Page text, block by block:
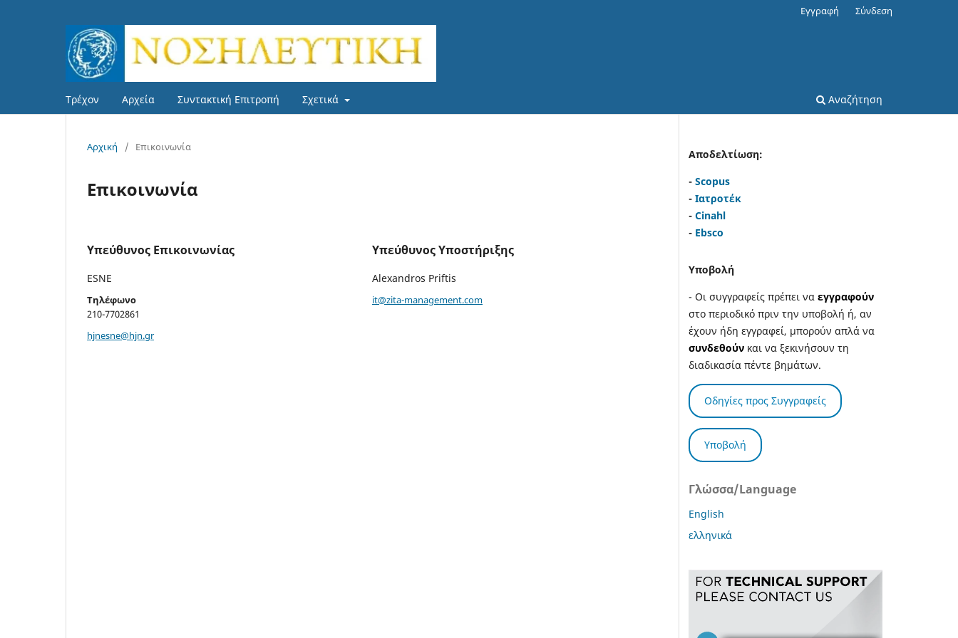
Τρέχον Αρχεία Συντακτική Επιτροπή Σχετικά Αναζήτηση
Εγγραφή Σύνδεση
Αρχική / Επικοινωνία
Επικοινωνία
Υπεύθυνος Επικοινωνίας
ESNE
Τηλέφωνο
210-7702861
hjnesne@hjn.gr
Υπεύθυνος Υποστήριξης
Alexandros Priftis
it@zita-management.com
Αποδελτίωση:
- Scopus
- Ιατροτέκ
- Cinahl
- Ebsco
Υποβολή
- Οι συγγραφείς πρέπει να εγγραφούν
στο περιοδικό πριν την υποβολή ή, αν
έχουν ήδη εγγραφεί, μπορούν απλά να
συνδεθούν και να ξεκινήσουν τη
διαδικασία πέντε βημάτων.
Οδηγίες προς Συγγραφείς
Υποβολή
Γλώσσα/Language
English
ελληνικά